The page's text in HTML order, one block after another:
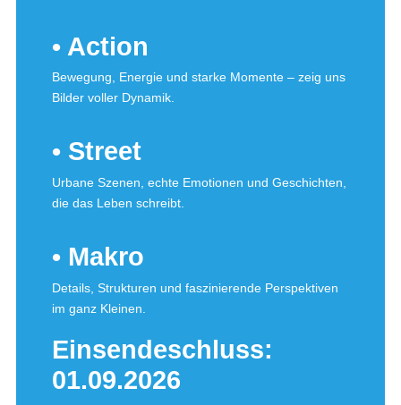
• Action
Bewegung, Energie und starke Momente – zeig uns
Bilder voller Dynamik.
• Street
Urbane Szenen, echte Emotionen und Geschichten,
die das Leben schreibt.
• Makro
Details, Strukturen und faszinierende Perspektiven
im ganz Kleinen.
Einsendeschluss:
01.09.2026